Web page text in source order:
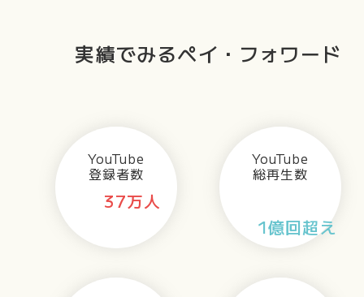
実績でみるペイ・フォワード
YouTube
登録者数
37万人
YouTube
総再生数
1億回超え